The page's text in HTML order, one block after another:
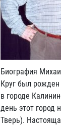
Биография
Круг был рожден
в городе
день этот город
Тверь).